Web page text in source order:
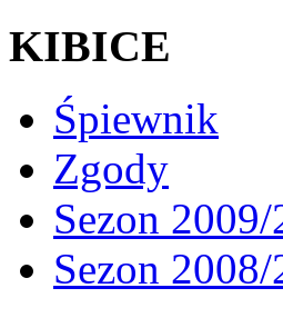
KIBICE
Śpiewnik
Zgody
Sezon
Sezon